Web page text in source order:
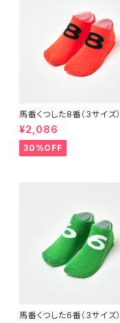
馬番くつした8番（3サイズ）
¥2,086
30%OFF
馬番くつした6番（3サイズ）